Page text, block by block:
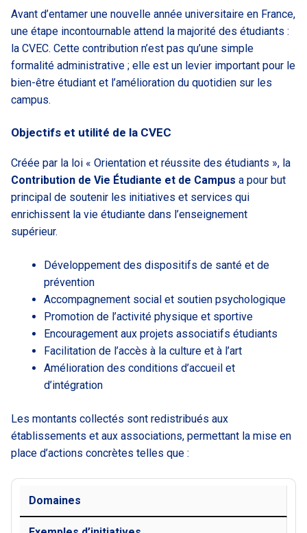
Avant d’entamer une nouvelle année universitaire en France,
une étape incontournable attend la majorité des étudiants :
la CVEC. Cette contribution n’est pas qu’une simple
formalité administrative ; elle est un levier important pour le
bien-être étudiant et l’amélioration du quotidien sur les
campus.
Objectifs et utilité de la CVEC
Créée par la loi « Orientation et réussite des étudiants », la
Contribution de Vie Étudiante et de Campus a pour but
principal de soutenir les initiatives et services qui
enrichissent la vie étudiante dans l’enseignement
supérieur.
Développement des dispositifs de santé et de
prévention
Accompagnement social et soutien psychologique
Promotion de l’activité physique et sportive
Encouragement aux projets associatifs étudiants
Facilitation de l’accès à la culture et à l’art
Amélioration des conditions d’accueil et
d’intégration
Les montants collectés sont redistribués aux
établissements et aux associations, permettant la mise en
place d’actions concrètes telles que :
Domaines